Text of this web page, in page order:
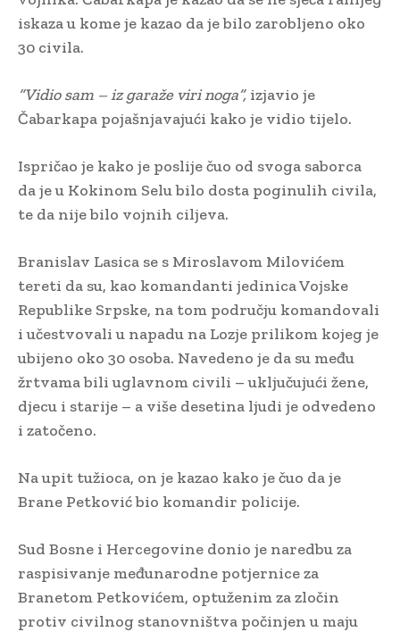
iskaza u kome je kazao da je bilo zarobljeno oko
30 civila.
“Vidio sam – iz garaže viri noga”, izjavio je
Čabarkapa pojašnjavajući kako je vidio tijelo.
Ispričao je kako je poslije čuo od svoga saborca
da je u Kokinom Selu bilo dosta poginulih civila,
te da nije bilo vojnih ciljeva.
Branislav Lasica se s Miroslavom Milovićem
tereti da su, kao komandanti jedinica Vojske
Republike Srpske, na tom području komandovali
i učestvovali u napadu na Lozje prilikom kojeg je
ubijeno oko 30 osoba. Navedeno je da su među
žrtvama bili uglavnom civili – uključujući žene,
djecu i starije – a više desetina ljudi je odvedeno
i zatočeno.
Na upit tužioca, on je kazao kako je čuo da je
Brane Petković bio komandir policije.
Sud Bosne i Hercegovine donio je naredbu za
raspisivanje međunarodne potjernice za
Branetom Petkovićem, optuženim za zločin
protiv civilnog stanovništva počinjen u maju